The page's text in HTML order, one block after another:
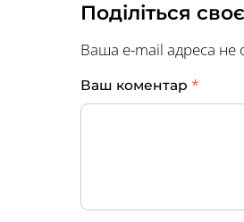
Поділіться
Ваша e-mail адреса
Ваш коментар *